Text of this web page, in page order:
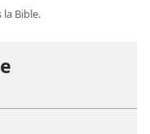
la Bible.